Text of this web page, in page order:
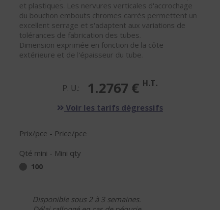
et plastiques. Les nervures verticales d'accrochage
du bouchon embouts chromes carrés permettent un
excellent serrage et s'adaptent aux variations de
tolérances de fabrication des tubes.
Dimension exprimée en fonction de la côte
extérieure et de l'épaisseur du tube.
P. U.: 1.2767 € H.T.
Voir les tarifs dégressifs
Prix/pce - Price/pce
Qté mini - Mini qty
100
Disponible sous 2 à 3 semaines.